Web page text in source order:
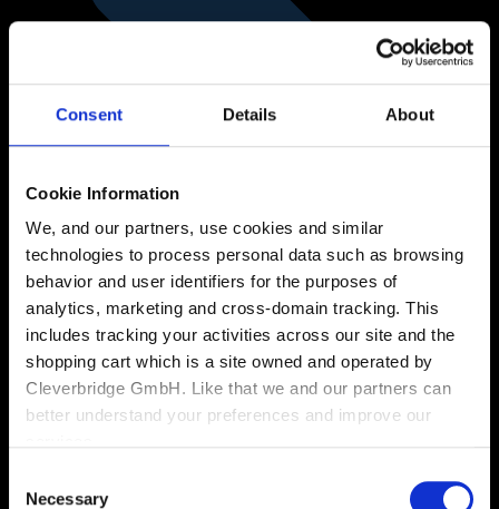
Consent Details About
Cookie Information
We, and our partners, use cookies and similar
technologies to process personal data such as browsing
behavior and user identifiers for the purposes of
analytics, marketing and cross-domain tracking. This
includes tracking your activities across our site and the
shopping cart which is a site owned and operated by
Cleverbridge GmbH. Like that we and our partners can
better understand your preferences and improve our
Also, the operator of the shopping cart, Cleverbridge
Selection
Necessary